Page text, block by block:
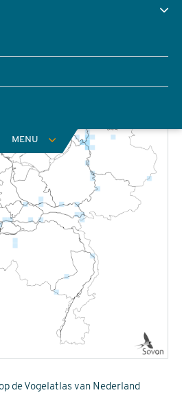
MENU
de Vogelatlas van Nederland